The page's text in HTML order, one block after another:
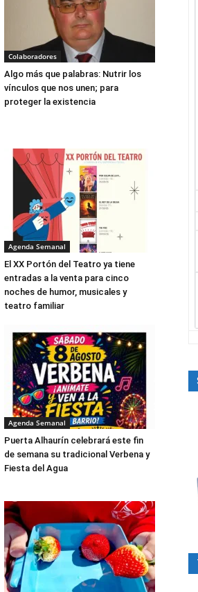
Colaboradores
Algo más que palabras: Nutrir los
vínculos que nos unen; para
proteger la existencia
Agenda Semanal
El XX Portón del Teatro ya tiene
entradas a la venta para cinco
noches de humor, musicales y
teatro familiar
Agenda Semanal
Puerta Alhaurín celebrará este fin
de semana su tradicional Verbena y
Fiesta del Agua